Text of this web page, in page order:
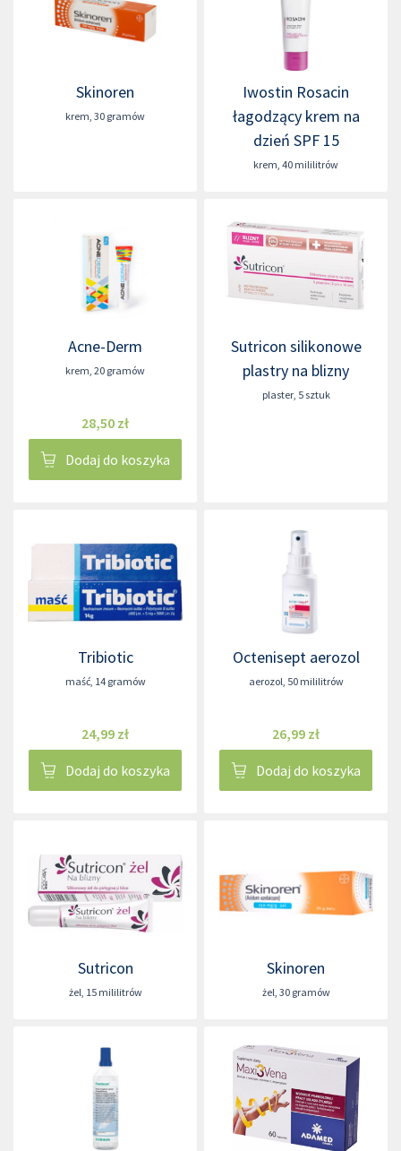
Skinoren
krem, 30 gramów
Iwostin Rosacin
łagodzący krem na
dzień SPF 15
krem, 40 mililitrów
Acne-Derm
krem, 20 gramów
28,50 zł
Dodaj do koszyka
Sutricon silikonowe
plastry na blizny
plaster, 5 sztuk
Tribiotic
maść, 14 gramów
24,99 zł
Dodaj do koszyka
Octenisept aerozol
aerozol, 50 mililitrów
26,99 zł
Dodaj do koszyka
Sutricon
żel, 15 mililitrów
Skinoren
żel, 30 gramów